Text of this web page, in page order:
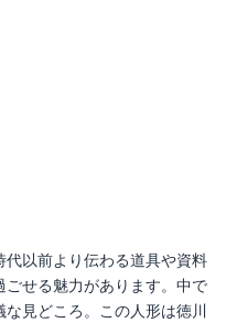
以前より伝わる道具や資料
せる魅力があります。中で
見どころ。この人形は徳川